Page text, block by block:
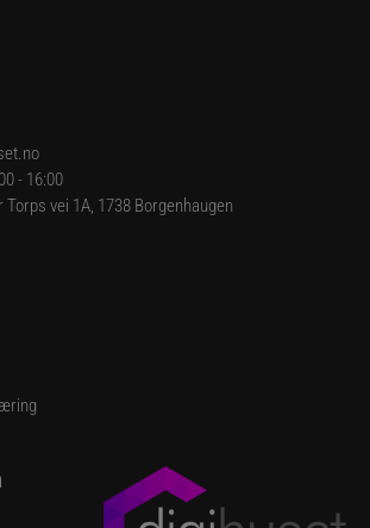
- 16:00
vei 1A, 1738 Borgenhaugen